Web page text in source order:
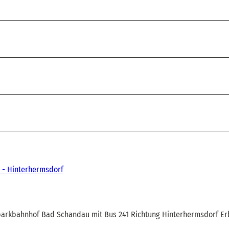
- Hinterhermsdorf
Bad Schandau mit Bus 241 Richtung Hinterhermsdorf